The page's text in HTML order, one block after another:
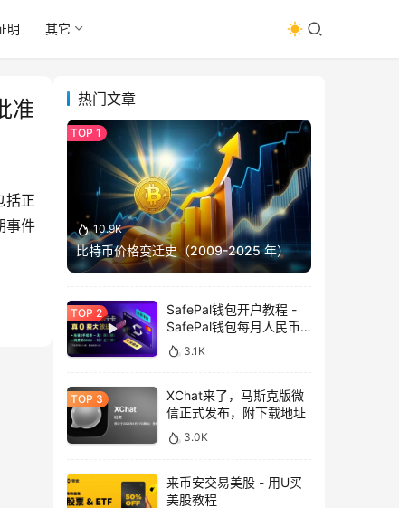
明 其它
准
括正
事件
热门文章
10.9K
比特币价格变迁史（2009-2025 年）
SafePal钱包开户教程 -
SafePal钱包每月人民币
消费前666U享受汇损补
贴
3.1K
XChat来了，马斯克版微
信正式发布，附下载地址
3.0K
来币安交易美股 - 用U买
美股教程